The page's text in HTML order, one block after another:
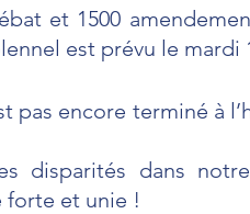
et 1500
est prévu le mardi
pas encore terminé à
disparités dans
et unie !